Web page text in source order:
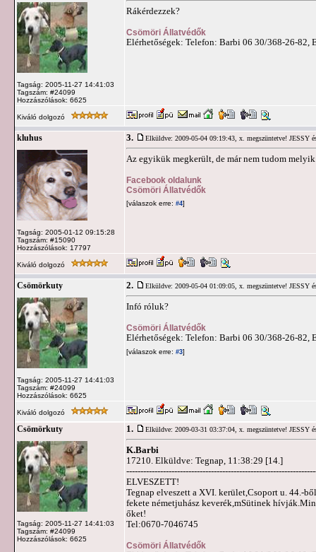
Tagság: 2005-11-27 14:41:03
Tagszám: #24099
Hozzászólások: 6625
Rákérdezzek?
Csömöri Állatvédők
Elérhetőségek: Telefon: Barbi 06 30/368-26-82,
Kiváló dolgozó
kluhus
Tagság: 2005-01-12 09:15:28
Tagszám: #15090
Hozzászólások: 17797
3. Elküldve: 2009-05-04 09:19:43, x. megszüntetve! JESSY
Az egyikük megkerült, de már nem tudom
Facebook oldalunk
Csömöri Állatvédők
[válaszok erre: #4]
Kiváló dolgozó
Csömörkuty
Tagság: 2005-11-27 14:41:03
Tagszám: #24099
Hozzászólások: 6625
2. Elküldve: 2009-05-04 01:09:05, x. megszüntetve! JESSY
Infó róluk?
Csömöri Állatvédők
Elérhetőségek: Telefon: Barbi 06 30/368-26-82,
[válaszok erre: #3]
Kiváló dolgozó
Csömörkuty
Tagság: 2005-11-27 14:41:03
Tagszám: #24099
Hozzászólások: 6625
1. Elküldve: 2009-03-31 03:37:04, x. megszüntetve! JESSY
K.Barbi
17210. Elküldve: Tegnap, 11:38:29 [14.]
ELVESZETT!
Tegnap elveszett a XVI. kerület,Csoport u. 44.-
fekete németjuhász keverék,mSütinek
őket!
Tel:0670-7046745
Csömöri Állatvédők